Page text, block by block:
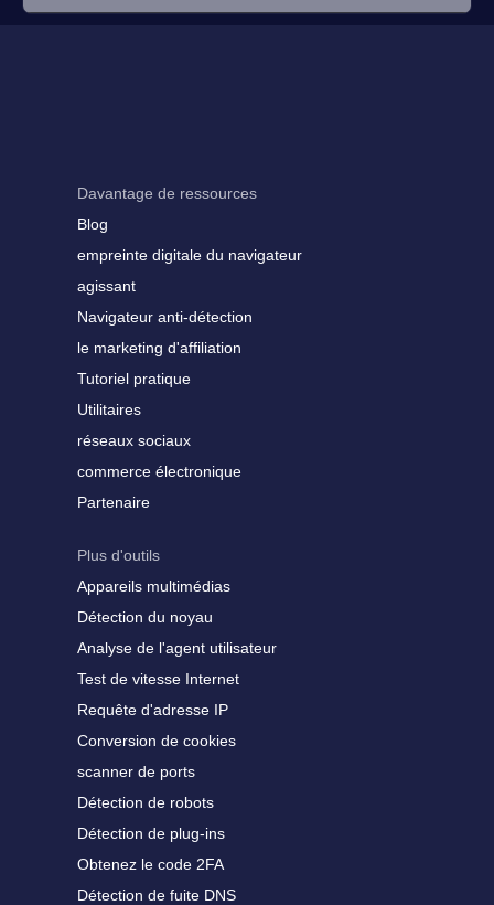
Davantage de ressources
Blog
empreinte digitale du navigateur
agissant
Navigateur anti-détection
le marketing d'affiliation
Tutoriel pratique
Utilitaires
réseaux sociaux
commerce électronique
Partenaire
Plus d'outils
Appareils multimédias
Détection du noyau
Analyse de l'agent utilisateur
Test de vitesse Internet
Requête d'adresse IP
Conversion de cookies
scanner de ports
Détection de robots
Détection de plug-ins
Obtenez le code 2FA
Détection de fuite DNS